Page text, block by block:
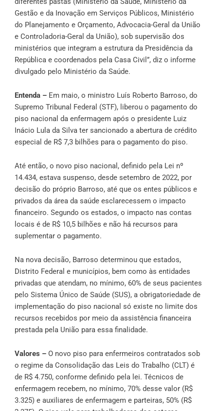
Gestão e da Inovação em Serviços Públicos, Ministério
do Planejamento e Orçamento, Advocacia-Geral da União
e Controladoria-Geral da União), sob supervisão dos
ministérios que integram a estrutura da Presidência da
República e coordenados pela Casa Civil”, diz o informe
divulgado pelo Ministério da Saúde.
Entenda – Em maio, o ministro Luís Roberto Barroso, do
Supremo Tribunal Federal (STF), liberou o pagamento do
piso nacional da enfermagem após o presidente Luiz
Inácio Lula da Silva ter sancionado a abertura de crédito
especial de R$ 7,3 bilhões para o pagamento do piso.
Até então, o novo piso nacional, definido pela Lei nº
14.434, estava suspenso, desde setembro de 2022, por
decisão do próprio Barroso, até que os entes públicos e
privados da área da saúde esclarecessem o impacto
financeiro. Segundo os estados, o impacto nas contas
locais é de R$ 10,5 bilhões e não há recursos para
suplementar o pagamento.
Na nova decisão, Barroso determinou que estados,
Distrito Federal e municípios, bem como às entidades
privadas que atendam, no mínimo, 60% de seus pacientes
pelo Sistema Único de Saúde (SUS), a obrigatoriedade de
implementação do piso nacional só existe no limite dos
recursos recebidos por meio da assistência financeira
prestada pela União para essa finalidade.
Valores – O novo piso para enfermeiros contratados sob
o regime da Consolidação das Leis do Trabalho (CLT) é
de R$ 4.750, conforme definido pela lei. Técnicos de
enfermagem recebem, no mínimo, 70% desse valor (R$
3.325) e auxiliares de enfermagem e parteiras, 50% (R$